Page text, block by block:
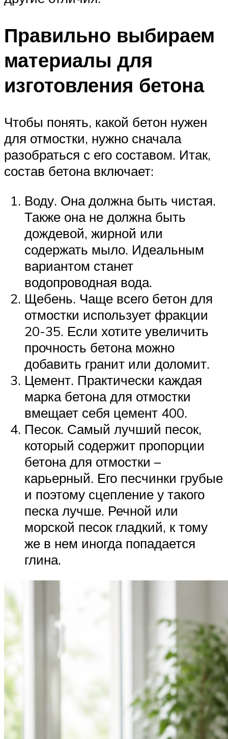
Правильно выбираем
материалы для
изготовления бетона
Чтобы понять, какой бетон нужен
для отмостки, нужно сначала
разобраться с его составом. Итак,
состав бетона включает:
Воду. Она должна быть чистая.
Также она не должна быть
дождевой, жирной или
содержать мыло. Идеальным
вариантом станет
водопроводная вода.
Щебень. Чаще всего бетон для
отмостки использует фракции
20-35. Если хотите увеличить
прочность бетона можно
добавить гранит или доломит.
Цемент. Практически каждая
марка бетона для отмостки
вмещает себя цемент 400.
Песок. Самый лучший песок,
который содержит пропорции
бетона для отмостки –
карьерный. Его песчинки грубые
и поэтому сцепление у такого
песка лучше. Речной или
морской песок гладкий, к тому
же в нем иногда попадается
глина.